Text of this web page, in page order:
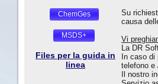
ChemGes
MSDS+
Files per la guida in
linea
Su
causa
Vi
La DR
In caso
telefono e
Il nostro